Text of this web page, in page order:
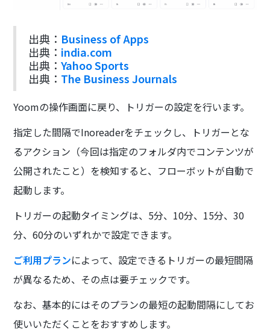
出典： Business of Apps
出典： india.com
出典：Yahoo Sports
出典： The Business Journals
Yoomの操作画面に戻り、トリガーの設定を行います。
指定した間隔でInoreaderをチェックし、トリガーとな
るアクション（今回は指定のフォルダ内でコンテンツが
公開されたこと）を検知すると、フローボットが自動で
起動します。
トリガーの起動タイミングは、5分、10分、15分、30
分、60分のいずれかで設定できます。
ご利用プランによって、設定できるトリガーの最短間隔
が異なるため、その点は要チェックです。
なお、基本的にはそのプランの最短の起動間隔にしてお
使いいただくことをおすすめします。